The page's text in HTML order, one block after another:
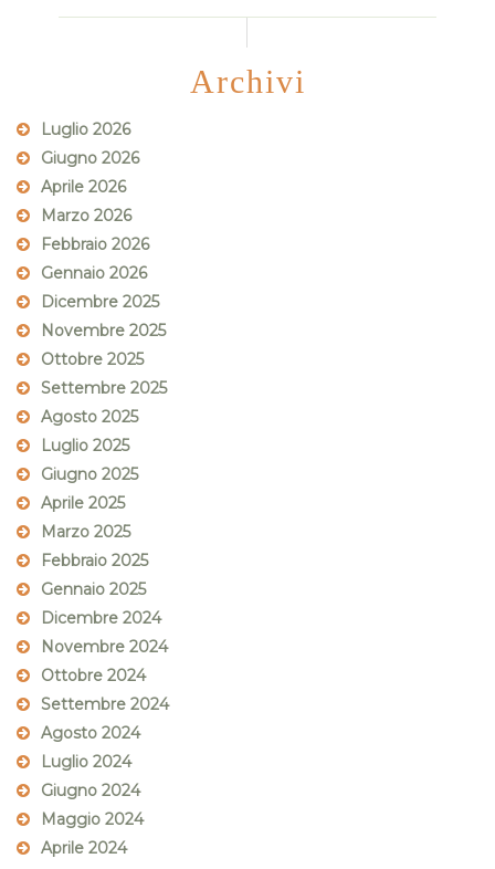
Archivi
Luglio 2026
Giugno 2026
Aprile 2026
Marzo 2026
Febbraio 2026
Gennaio 2026
Dicembre 2025
Novembre 2025
Ottobre 2025
Settembre 2025
Agosto 2025
Luglio 2025
Giugno 2025
Aprile 2025
Marzo 2025
Febbraio 2025
Gennaio 2025
Dicembre 2024
Novembre 2024
Ottobre 2024
Settembre 2024
Agosto 2024
Luglio 2024
Giugno 2024
Maggio 2024
Aprile 2024